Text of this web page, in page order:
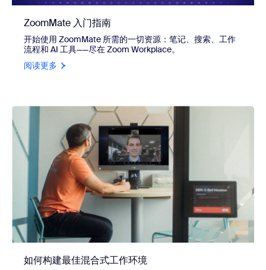
ZoomMate 入门指南
开始使用 ZoomMate 所需的一切资源：笔记、搜索、工作
流程和 AI 工具——尽在 Zoom Workplace。
阅读更多
如何构建最佳混合式工作环境